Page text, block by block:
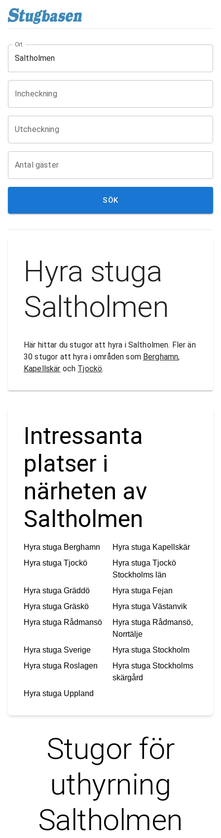
Ort
Incheckning
Utcheckning
Antal gäster
SÖK
Hyra stuga
Saltholmen
Här hittar du stugor att hyra i Saltholmen. Fler än
30 stugor att hyra i områden som Berghamn,
Kapellskär och Tjockö.
Intressanta
platser i
närheten av
Saltholmen
Hyra stuga Berghamn Hyra stuga Kapellskär
Hyra stuga Tjockö Hyra stuga Tjockö
Stockholms län
Hyra stuga Gräddö Hyra stuga Fejan
Hyra stuga Gräskö Hyra stuga Västanvik
Hyra stuga Rådmansö Hyra stuga Rådmansö,
Norrtälje
Hyra stuga Sverige Hyra stuga Stockholm
Hyra stuga Roslagen Hyra stuga Stockholms
skärgård
Hyra stuga Uppland
Stugor för
uthyrning
Saltholmen